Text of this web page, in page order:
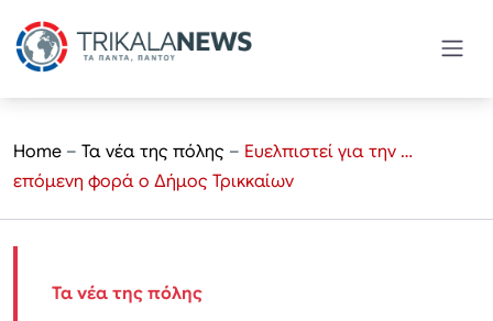
Home – Τα νέα της πόλης – Ευελπιστεί για την …
επόμενη φορά ο Δήμος Τρικκαίων
Τα νέα της πόλης